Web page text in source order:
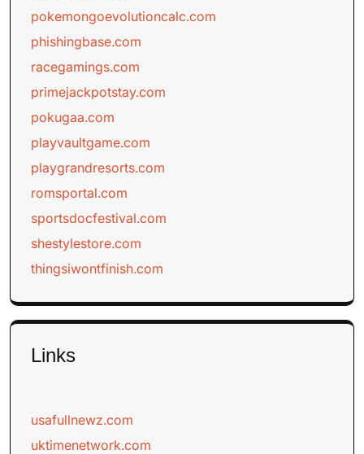
pokemongoevolutioncalc.com
phishingbase.com
racegamings.com
primejackpotstay.com
pokugaa.com
playvaultgame.com
playgrandresorts.com
romsportal.com
sportsdocfestival.com
shestylestore.com
thingsiwontfinish.com
Links
usafullnewz.com
uktimenetwork.com